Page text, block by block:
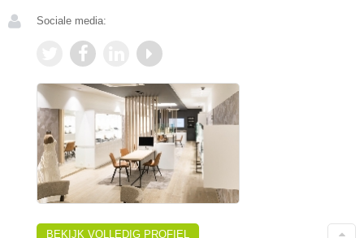
Sociale media:
BEKIJK VOLLEDIG PROFIEL